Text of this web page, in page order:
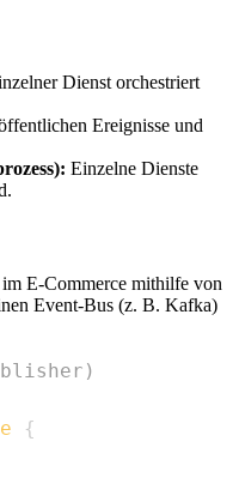
Dienst orchestriert
Ereignisse und
Einzelne Dienste
E-Commerce mithilfe von
Event-Bus (z. B. Kafka)
{